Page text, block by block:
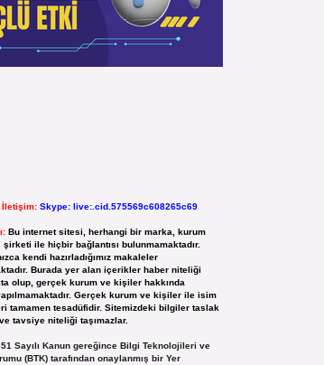
İletişim: Skype: live:.cid.575569c608265c69
Bu internet sitesi, herhangi bir marka, kurum
şirketi ile hiçbir bağlantısı bulunmamaktadır.
kendi hazırladığımız makaleler
Burada yer alan içerikler haber niteliği
olup, gerçek kurum ve kişiler hakkında
Gerçek kurum ve kişiler ile isim
tamamen tesadüfidir. Sitemizdeki bilgiler taslak
tavsiye niteliği taşımazlar.
Sayılı Kanun gereğince Bilgi Teknolojileri ve
(BTK) tarafından onaylanmış bir Yer